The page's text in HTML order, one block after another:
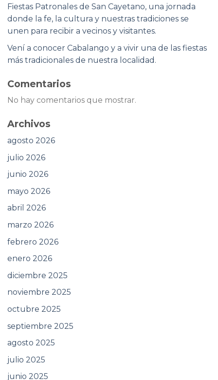
Fiestas Patronales de San Cayetano, una jornada
donde la fe, la cultura y nuestras tradiciones se
unen para recibir a vecinos y visitantes.
Vení a conocer Cabalango y a vivir una de las fiestas
más tradicionales de nuestra localidad.
Comentarios
No hay comentarios que mostrar.
Archivos
agosto 2026
julio 2026
junio 2026
mayo 2026
abril 2026
marzo 2026
febrero 2026
enero 2026
diciembre 2025
noviembre 2025
octubre 2025
septiembre 2025
agosto 2025
julio 2025
junio 2025